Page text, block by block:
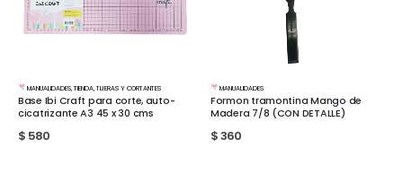
,TIENDA,TIJERAS Y CORTANTES
Ibi Craft para corte, auto-
A3 45 x 30 cms
MANUALIDADES
Formon tramontina Mango de
Madera 7/8 (CON DETALLE)
360